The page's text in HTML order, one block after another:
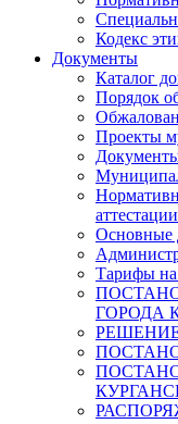
Кодекс
Документы
Каталог
Порядок
Проекты
аттестации
Основные
Тарифы
ГОРОДА